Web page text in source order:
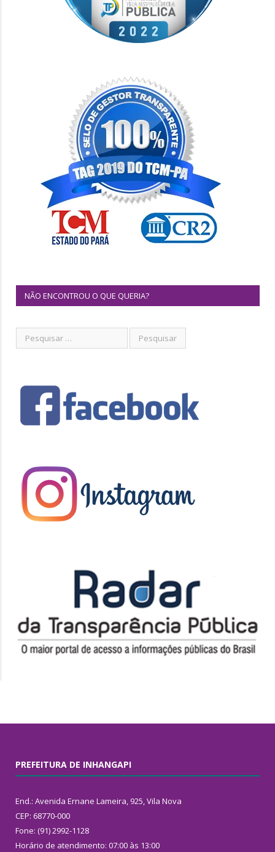
NÃO ENCONTROU O QUE QUERIA?
PREFEITURA DE INHANGAPI
End.: Avenida Ernane Lameira, 925, Vila Nova
CEP: 68770-000
Fone: (91) 2992-1128
Horário de atendimento: 07:00 às 13:00